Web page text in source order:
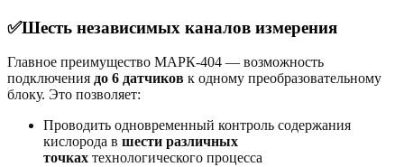
✅Шесть независимых каналов измерения
Главное преимущество МАРК-404 — возможность
подключения до 6 датчиков к одному преобразовательному
блоку. Это позволяет:
Проводить одновременный контроль содержания
кислорода в шести различных
точках технологического процесса